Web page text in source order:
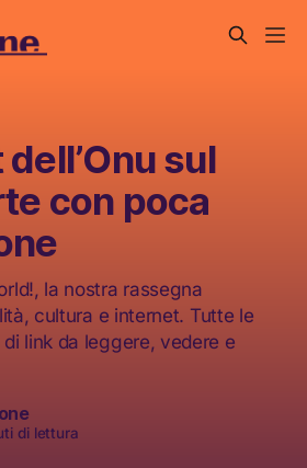
sul
con poca
la nostra rassegna
cultura e internet. Tutte le
link da leggere, vedere e
di lettura